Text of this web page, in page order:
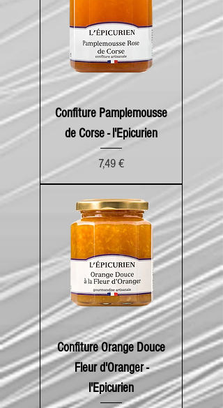
Confiture Pamplemousse
de Corse - l'Epicurien
Prix
7,49 €
Confiture Orange Douce
Fleur d'Oranger -
l'Epicurien